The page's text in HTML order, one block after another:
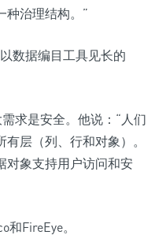
种治理结构。”
数据编目工具见长的
求是安全。他说：“人们
层（列、行和对象）。
对象支持用户访问和安
FireEye。